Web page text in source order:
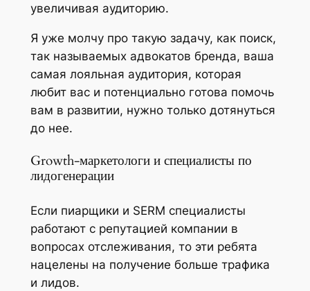
увеличивая аудиторию.
Я уже молчу про такую задачу, как поиск,
так называемых адвокатов бренда, ваша
самая лояльная аудитория, которая
любит вас и потенциально готова помочь
вам в развитии, нужно только дотянуться
до нее.
Growth-маркетологи и специалисты по
лидогенерации
Если пиарщики и SERM специалисты
работают с репутацией компании в
вопросах отслеживания, то эти ребята
нацелены на получение больше трафика
и лидов.